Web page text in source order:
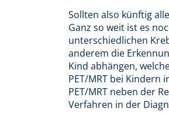
Sollten also künftig
Ganz so weit ist es
unterschiedlichen
anderem die
Kind abhängen,
PET/MRT bei Kindern
PET/MRT neben der
Verfahren in der